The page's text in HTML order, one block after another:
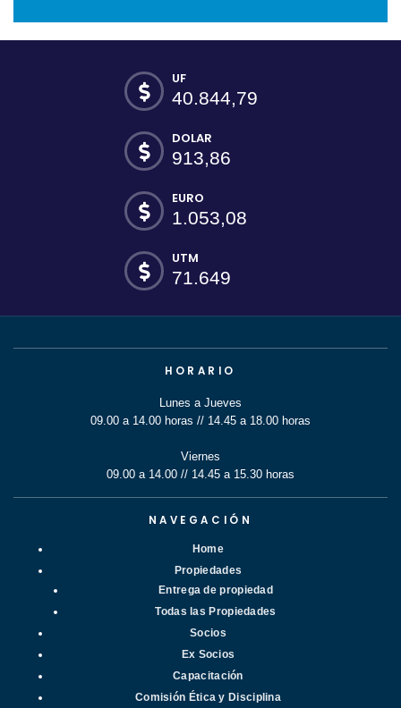
UF
40.844,79
DOLAR
913,86
EURO
1.053,08
UTM
71.649
HORARIO
Lunes a Jueves
09.00 a 14.00 horas // 14.45 a 18.00 horas
Viernes
09.00 a 14.00 // 14.45 a 15.30 horas
NAVEGACIÓN
Home
Propiedades
Entrega de propiedad
Todas las Propiedades
Socios
Ex Socios
Capacitación
Comisión Ética y Disciplina